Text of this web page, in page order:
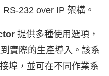
232 over IP 架構。
提供多種使用選項，
實際的生產導入。該系
埠，並可在不同作業系